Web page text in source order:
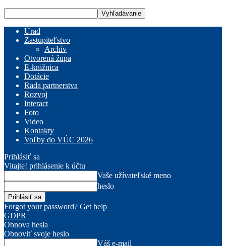
Úrad
Zastupiteľstvo
Archív
Otvorená župa
E-knižnica
Dotácie
Rada partnerstva
Rozvoj
Interact
Foto
Video
Kontakty
Voľby do VÚC 2026
Prihlásiť sa
Vitajte! prihlásenie k účtu
Vaše užívateľské meno
heslo
Forgot your password? Get help
GDPR
Obnova hesla
Obnoviť svoje heslo
Váš e-mail